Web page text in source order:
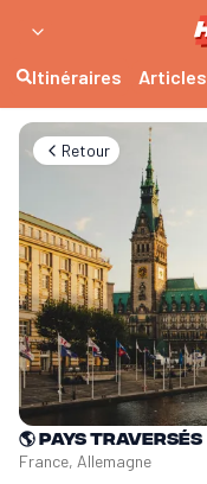
Itinéraires Articles
Retour
🌎Pays traversés
France, Allemagne